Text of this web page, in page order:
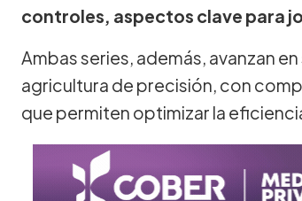
controles, aspectos clave para
Ambas series, además, avanzan
agricultura de precisión, con
que permiten optimizar la